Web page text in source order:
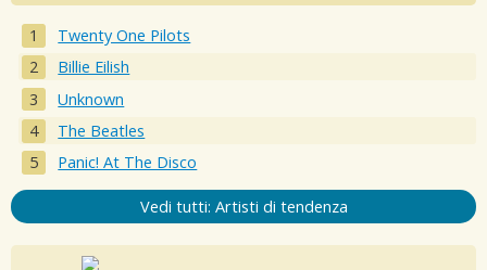
Twenty One Pilots
Billie Eilish
Unknown
The Beatles
Panic! At The Disco
Vedi tutti: Artisti di tendenza